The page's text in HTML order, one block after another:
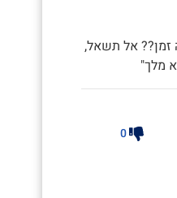
זמן?? אל תשאל,
מלך"
0